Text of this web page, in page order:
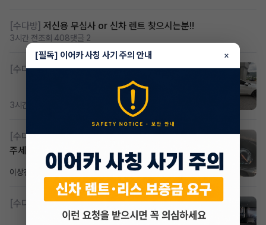
[수다방] 저신용 무심사 or 신차 렌트 찾으시는분!!
3시간 전조회 408댓글 2
[수다방] K8 하이브리드 (풀옵션) 758,780원
3시간 전
[수다방] Gv70 승계자분 구합니다 지원금 협의연락
주세요
이상진 조회 179 댓글 1
[수다방] 소렌토 2.5 T&스타리아9인승디젤 2운전자
[필독] 이어카 사칭 사기 주의 안내 ×